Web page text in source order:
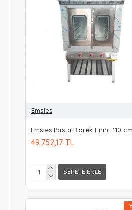
Emsies
Emsies Pasta Börek Fırını 110 cm
49.752,17 TL
SEPETE EKLE